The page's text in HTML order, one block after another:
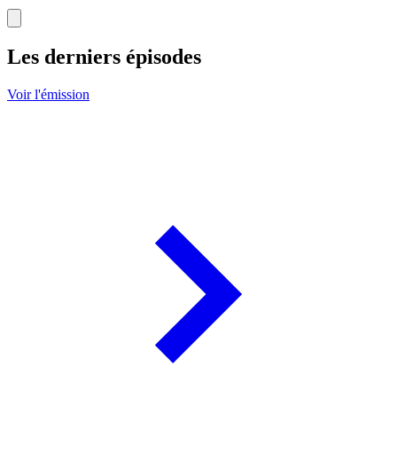
Les derniers épisodes
Voir l'émission